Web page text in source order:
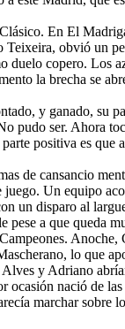
En El
obvió un
copero. Los
la brecha se
y ganado, su
pudo ser. Ahora
positiva es que
de cansancio
Un equipo
un disparo al
a que queda
lo que
y Adriano
nació de
marchar sobre